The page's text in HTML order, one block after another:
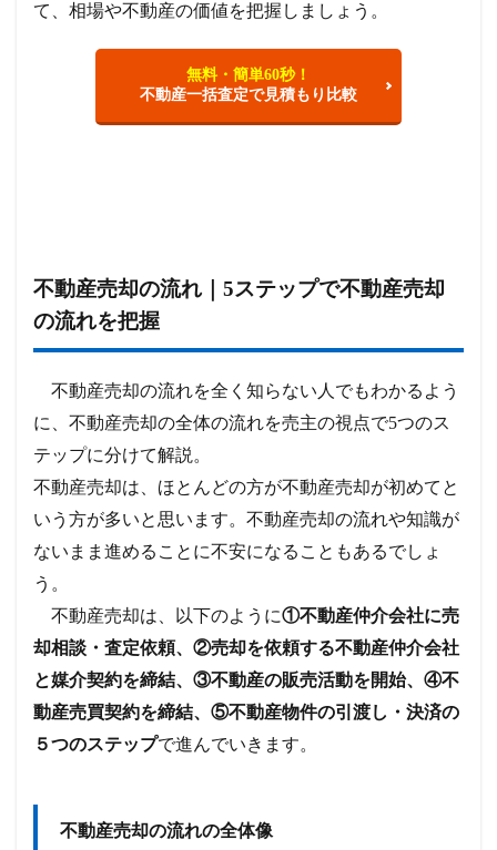
て、相場や不動産の価値を把握しましょう。
無料・簡単60秒！
不動産一括査定で見積もり比較
不動産売却の流れ｜5ステップで不動産売却
の流れを把握
不動産売却の流れを全く知らない人でもわかるよう
に、不動産売却の全体の流れを売主の視点で5つのス
テップに分けて解説。
不動産売却は、ほとんどの方が不動産売却が初めてと
いう方が多いと思います。不動産売却の流れや知識が
ないまま進めることに不安になることもあるでしょ
う。
不動産売却は、以下のように①不動産仲介会社に売
却相談・査定依頼、②売却を依頼する不動産仲介会社
と媒介契約を締結、③不動産の販売活動を開始、④不
動産売買契約を締結、⑤不動産物件の引渡し・決済の
５つのステップで進んでいきます。
不動産売却の流れの全体像